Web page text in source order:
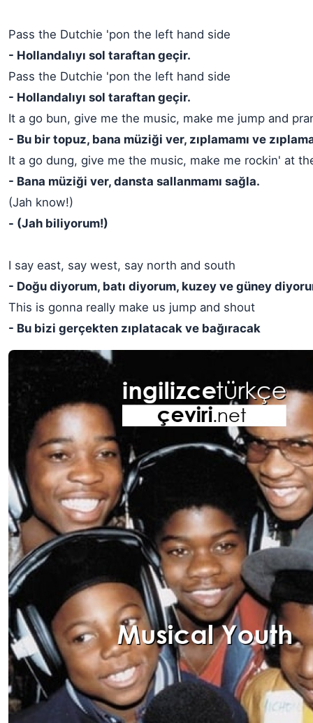
Pass the Dutchie 'pon the left hand side
- Hollandalıyı sol taraftan geçir.
Pass the Dutchie 'pon the left hand side
- Hollandalıyı sol taraftan geçir.
It a go bun, give me the music, make me jump and
- Bu bir topuz, bana müziği ver, zıplamamı ve
It a go dung, give me the music, make me rockin' at
- Bana müziği ver, dansta sallanmamı sağla.
(Jah know!)
- (Jah biliyorum!)
I say east, say west, say north and south
- Doğu diyorum, batı diyorum, kuzey ve güney
This is gonna really make us jump and shout
- Bu bizi gerçekten zıplatacak ve bağıracak